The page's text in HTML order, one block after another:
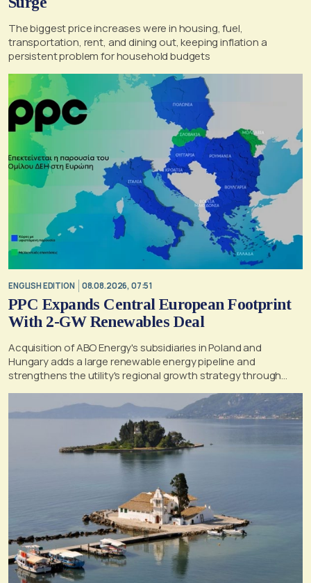
The biggest price increases were in housing, fuel,
transportation, rent, and dining out, keeping inflation a
persistent problem for household budgets
ENGLISH EDITION 08.08.2026, 07:51
PPC Expands Central European Footprint
With 2-GW Renewables Deal
Acquisition of ABO Energy's subsidiaries in Poland and
Hungary adds a large renewable energy pipeline and
strengthens the utility's regional growth strategy through